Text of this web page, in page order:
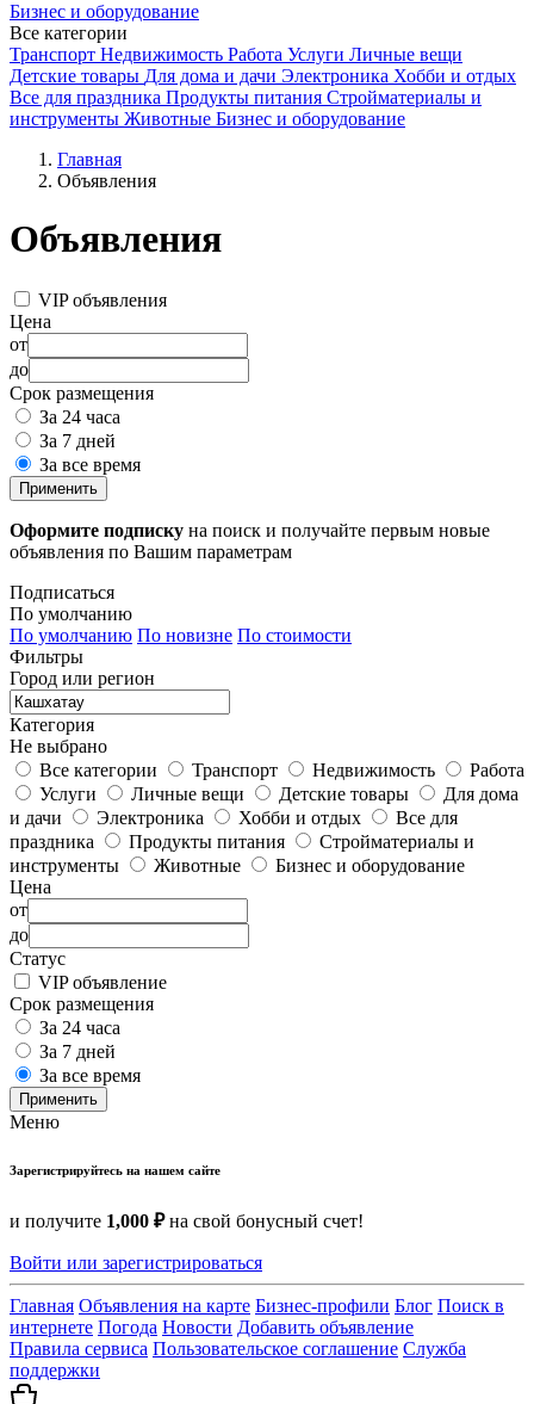
Бизнес и оборудование
Все категории
Транспорт Недвижимость Работа Услуги Личные вещи
Детские товары Для дома и дачи Электроника Хобби и отдых
Все для праздника Продукты питания Стройматериалы и
инструменты Животные Бизнес и оборудование
Главная
Объявления
Объявления
VIP объявления
Цена
от
до
Срок размещения
За 24 часа
За 7 дней
За все время
Применить
Оформите подписку на поиск и получайте первым новые
объявления по Вашим параметрам
Подписаться
По умолчанию
По умолчанию По новизне По стоимости
Фильтры
Город или регион
Категория
Не выбрано
Все категории
Транспорт Недвижимость
Работа
Услуги
Личные вещи Детские товары
Для дома
и дачи
Электроника Хобби и отдых
Все для
праздника
Продукты питания
Стройматериалы и
инструменты
Животные
Бизнес и оборудование
Цена
от
до
Статус
VIP объявление
Срок размещения
За 24 часа
За 7 дней
За все время
Применить
Меню
Зарегистрируйтесь на нашем сайте
и получите 1,000 ₽на свой бонусный счет!
Войти или зарегистрироваться
Главная Объявления на карте Бизнес-профили Блог Поиск в
интернете Погода Новости Добавить объявление
Правила сервиса Пользовательское соглашение Служба
поддержки